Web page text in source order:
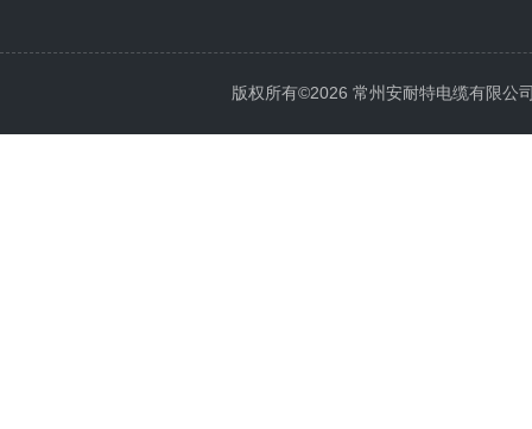
版权所有©2026 常州安耐特电缆有限